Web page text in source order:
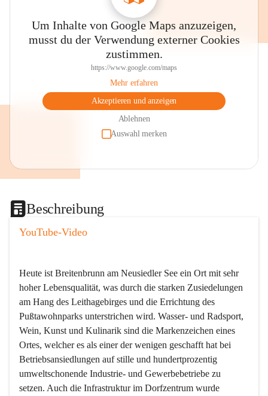
Um Inhalte von Google Maps anzuzeigen,
musst du der Verwendung externer Cookies
zustimmen.
https://www.google.com/maps
Mehr erfahren
Akzeptieren und anzeigen
Ablehnen
Auswahl merken
Beschreibung
YouTube-Video
Heute ist Breitenbrunn am Neusiedler See ein Ort mit sehr
hoher Lebensqualität, was durch die starken Zusiedelungen
am Hang des Leithagebirges und die Errichtung des
Pußtawohnparks unterstrichen wird. Wasser- und Radsport,
Wein, Kunst und Kulinarik sind die Markenzeichen eines
Ortes, welcher es als einer der wenigen geschafft hat bei
Betriebsansiedlungen auf stille und hundertprozentig
umweltschonende Industrie- und Gewerbebetriebe zu
setzen. Auch die Infrastruktur im Dorfzentrum wurde